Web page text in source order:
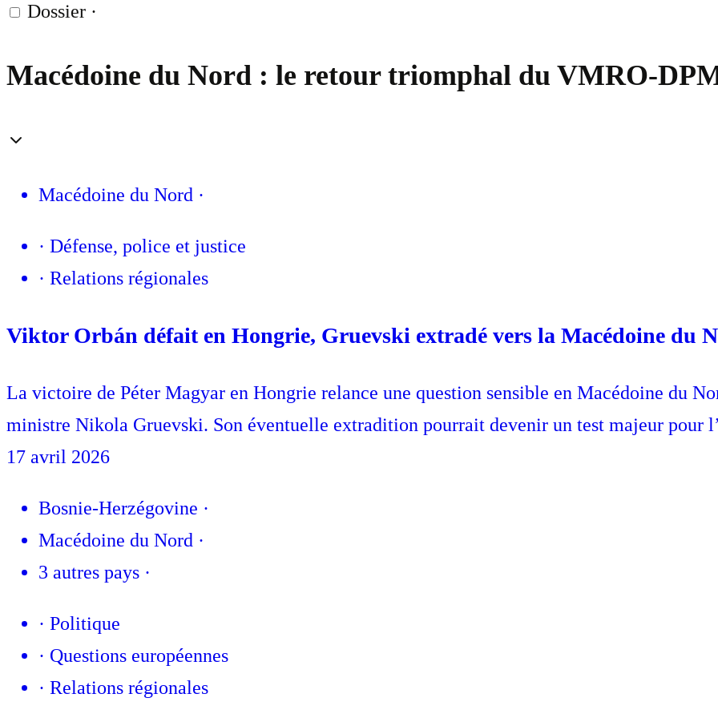
Dossier ·
Macédoine du Nord : le retour triomphal du VMRO-
Macédoine du Nord ·
· Défense, police et justice
· Relations régionales
Viktor Orbán défait en Hongrie, Gruevski extradé vers la Macédoine du
La victoire de Péter Magyar en Hongrie relance une question sensible en Macédoine du
ministre Nikola Gruevski. Son éventuelle extradition pourrait devenir un test majeur pour
17 avril 2026
Bosnie-Herzégovine ·
Macédoine du Nord ·
3 autres pays ·
· Politique
· Questions européennes
· Relations régionales